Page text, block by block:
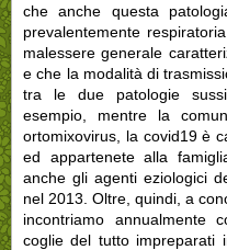
che anche questa
prevalentemente
malessere generale
e che la modalità di
tra le due patologie
esempio, mentre la
ortomixovirus, la covid19 è
ed appartenete alla
anche gli agenti eziologici
nel 2013. Oltre, quindi, a
incontriamo annualmente
coglie del tutto impreparati